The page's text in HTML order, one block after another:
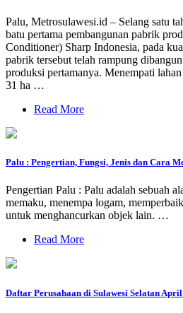
Palu, Metrosulawesi.id – Selang satu
batu pertama pembangunan pabrik
Conditioner) Sharp Indonesia, pada
pabrik tersebut telah rampung
produksi pertamanya. Menempati
31 ha …
Read More
Palu : Pengertian, Fungsi, Jenis dan Cara
Pengertian Palu : Palu adalah sebuah
memaku, menempa logam,
untuk menghancurkan objek lain. …
Read More
Daftar Perusahaan di Sulawesi Selatan